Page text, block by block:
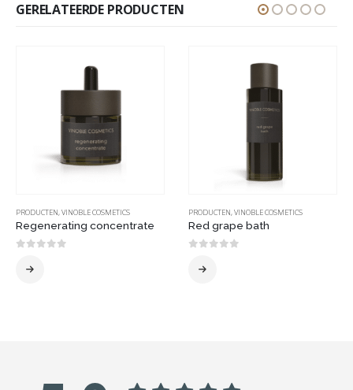
GERELATEERDE PRODUCTEN
PRODUCTEN,VINOBLE COSMETICS
Regenerating concentrate
PRODUCTEN,VINOBLE COSMETICS
Red grape bath